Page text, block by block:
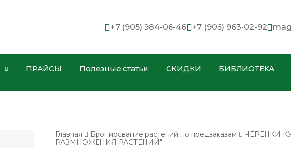
+7 (905) 984-06-46 +7 (906) 963-02-92
ПРАЙСЫ Полезные статьи СКИДКИ БИБЛИОТЕКА
Главная Бронирование растений по предзаказам
ЧЕРЕНКИ
РАЗМНОЖЕНИЯ РАСТЕНИЙ"